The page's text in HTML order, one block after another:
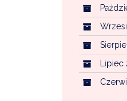
Lipiec